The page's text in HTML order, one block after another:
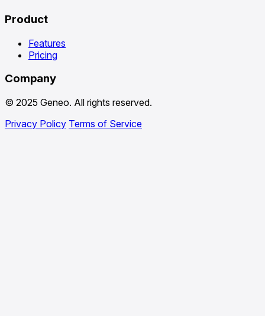
Product
Features
Pricing
Company
© 2025 Geneo. All rights reserved.
Privacy Policy Terms of Service